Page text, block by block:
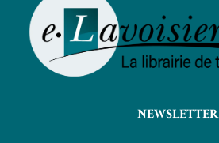
NEWSLETTER